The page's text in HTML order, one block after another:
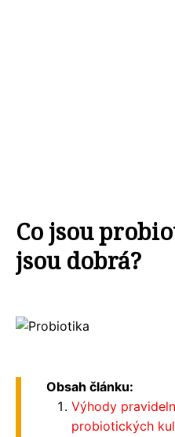
Co jsou
jsou dobrá?
Obsah článku:
Výhody
probiotických